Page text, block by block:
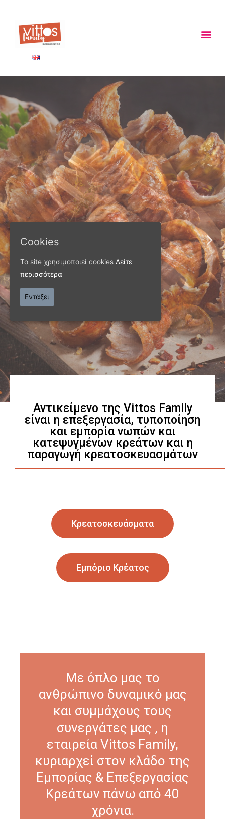
ΠΑΝΩ ΑΠΟ 40 ΧΡΟΝΙΑ
Παράγουμε προϊόντα
ποιότητας
Γνωρίστε μας
Αντικείμενο της Vittos Family
είναι η επεξεργασία, τυποποίηση
και εμπορία νωπών και
κατεψυγμένων κρεάτων και η
παραγωγή κρεατοσκευασμάτων
Κρεατοσκευάσματα
Εμπόριο Κρέατος
Με όπλο μας το
ανθρώπινο δυναμικό μας
και συμμάχους τους
συνεργάτες μας , η
εταιρεία Vittos Family,
κυριαρχεί στον κλάδο της
Εμπορίας & Επεξεργασίας
Κρεάτων πάνω από 40
χρόνια.
Cookies
Το site χρησιμοποιεί cookies Δείτε
περισσότερα
Εντάξει